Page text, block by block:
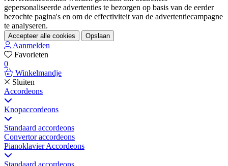
gepersonaliseerde advertenties te bezorgen op basis van de eerder
bezochte pagina's en om de effectiviteit van de advertentiecampagne
te analyseren.
Accepteer alle cookies Opslaan
Aanmelden
Favorieten
0
Winkelmandje
Sluiten
Accordeons
Knopaccordeons
Standaard accordeons
Convertor accordeons
Pianoklavier Accordeons